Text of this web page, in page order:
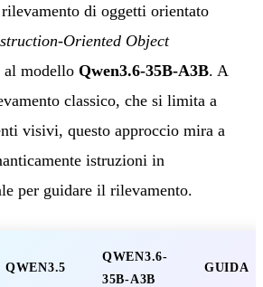
di oggetti orientato
Oriented Object
al modello Qwen3.6-35B-A3B. A
classico, che si limita a
visivi, questo approccio mira a
istruzioni in
per guidare il rilevamento.
QWEN3.5
QWEN3.6-
35B-A3B
GUIDA